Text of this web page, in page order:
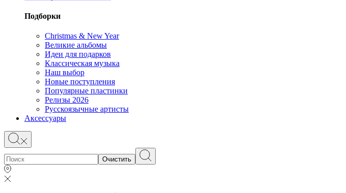
Подборки
Christmas & New Year
Великие альбомы
Идеи для подарков
Классическая музыка
Наш выбор
Новые поступления
Популярные пластинки
Релизы 2026
Русскоязычные артисты
Аксессуары
Очистить